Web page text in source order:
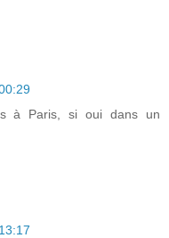
à Paris, si oui dans un